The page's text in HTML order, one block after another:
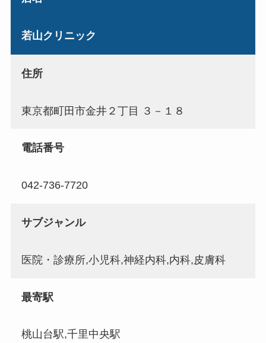
若山クリニック
住所
東京都町田市金井２丁目 ３－１８
電話番号
042-736-7720
サブジャンル
医院・診療所,小児科,神経内科,内科,皮膚科
最寄駅
桃山台駅,千里中央駅